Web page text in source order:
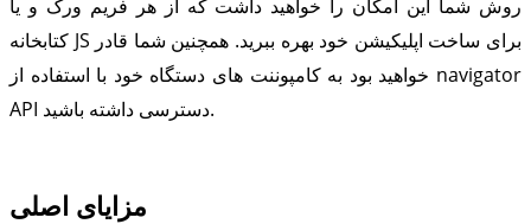
روش شما این امکان را خواهید داشت که از هر فریم ورک و یا
کتابخانه JS برای ساخت اپلیکیشن خود بهره ببرید. همچنین شما قادر
خواهید بود به کامپوننت های دستگاه خود با استفاده از navigator
API دسترسی داشته باشید.
مزایای اصلی